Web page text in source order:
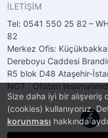
Size daha iyi bir
(cookies) kullanıyoruz.
korunması hakkında
İLETİŞİM
Tel: 0541 550 25 82 –
82
Merkez Ofis:
Dereboyu Caddesi
R5 blok D48 Ataşehir-
NOT : Ofisten